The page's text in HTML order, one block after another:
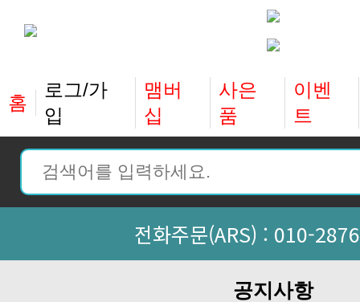
홈
입 십 품 트
전화주문(ARS) : 010-
공지사항